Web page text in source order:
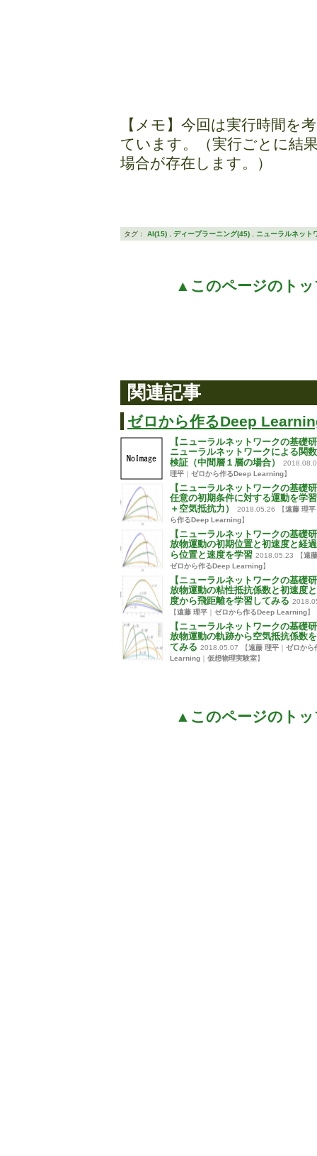
【メモ】今回は実行時間を
ています。（実行ごとに結
場合が存在します。）
タグ： AI(15) ディープラーニング(45) ニューラルネット
▲このページのトッ
関連記事
ゼロから作るDeep
【ニューラルネットワークの基礎
ニューラルネットワークによる関
検証（中間層１層の場合）
理平
ゼロから作るDeep Learning】
【ニューラルネットワークの基礎
任意の初期条件に対する運動を学
＋空気抵抗力）
2018.05.26 【遠藤 理平
ら作るDeep Learning】
【ニューラルネットワークの基礎
放物運動の初期位置と初速度と経
ら位置と速度を学習 2018.05.23 【遠
ゼロから作るDeep Learning】
【ニューラルネットワークの基礎
放物運動の粘性抵抗係数と初速度
度から飛距離を学習してみる
【遠藤 理平 ゼロから作るDeep Learning】
【ニューラルネットワークの基礎
放物運動の軌跡から空気抵抗係数
てみる 2018.05.07 【遠藤 理平
ゼロから
Learning
仮想物理実験室】
▲このページのトッ